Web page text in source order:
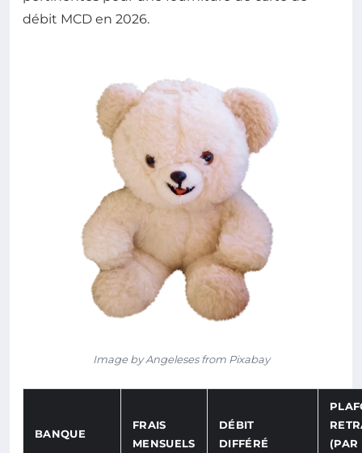
débit MCD en 2026.
Image by Angeleses from Pixabay
BANQUE
FRAIS
MENSUELS
DÉBIT
DIFFÉRÉ
(PAR